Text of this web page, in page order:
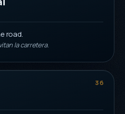
road.
la carretera.
36